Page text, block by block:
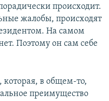
происходит.
жалобы, происходят
На самом
Поэтому он сам себе
в общем-то,
преимущество